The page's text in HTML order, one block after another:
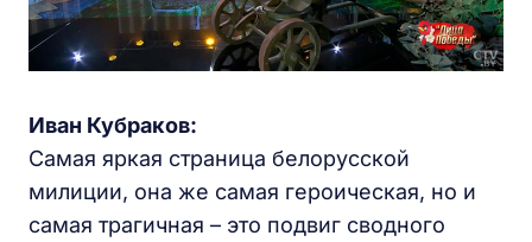
Иван Кубраков:
Самая яркая страница белорусской
милиции, она же самая героическая, но и
самая трагичная – это подвиг сводного